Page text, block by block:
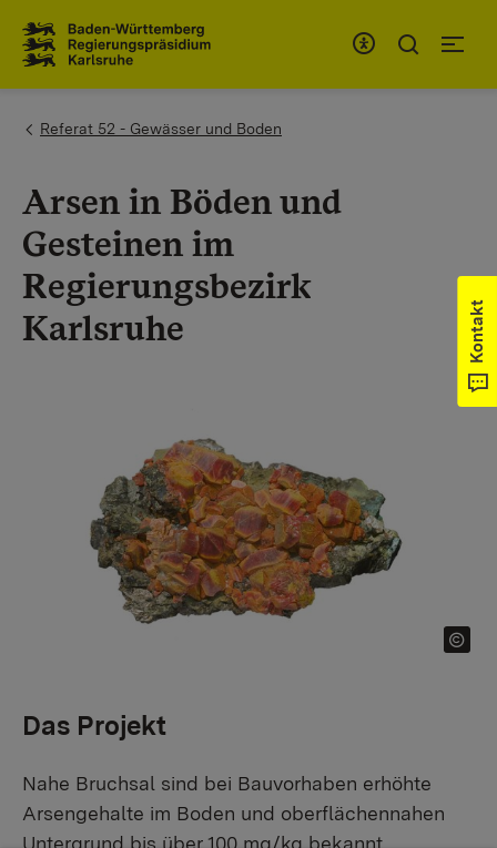
You are here:
Referat 52 - Gewässer und Boden
Arsen in Böden und
Gesteinen im
Regierungsbezirk
Karlsruhe
Das Projekt
Nahe Bruchsal sind bei Bauvorhaben erhöhte
Arsengehalte im Boden und oberflächennahen
Untergrund bis über 100 mg/kg bekannt
Kontakt